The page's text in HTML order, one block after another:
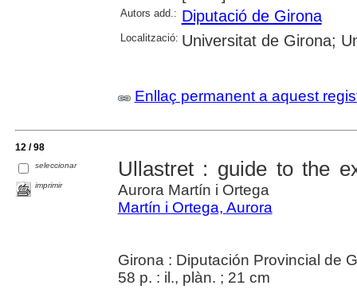
Autors add.: Diputació de Girona
Localització: Universitat de Girona;
Enllaç permanent a aquest
12 / 98
seleccionar
imprimir
Ullastret : guide to the
Aurora Martín i Ortega
Martín i Ortega, Aurora
Girona : Diputación Provincial de
58 p. : il., plàn. ; 21 cm